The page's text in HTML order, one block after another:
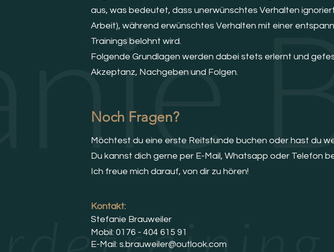
aus, was bedeutet, dass unerwünschtes Verhalten
Arbeit), während erwünschtes Verhalten mit einer
Trainings belohnt wird.
Folgende Grundlagen werden dabei stets erlernt und
Akzeptanz, Nachgeben und Folgen.
Noch Fragen?
Möchtest du eine erste Reitstunde buchen oder hast du
Du kannst dich gerne per E-Mail, Whatsapp oder Telefon
Ich freue mich darauf, von dir zu hören!
Kontakt:
Stefanie Brauweiler
Mobil: 0176 - 404 615 91
E-Mail: s.brauweiler@outlook.com